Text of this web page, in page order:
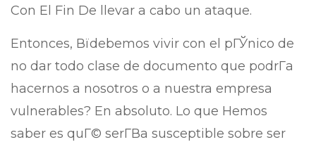
Con El Fin De llevar a cabo un ataque.
Entonces, Вїdebemos vivir con el pГЎnico de
no dar todo clase de documento que podrГ­a
hacernos a nosotros o a nuestra empresa
vulnerables? En absoluto. Lo que Hemos
saber es quГ© serГ­В­a susceptible sobre ser